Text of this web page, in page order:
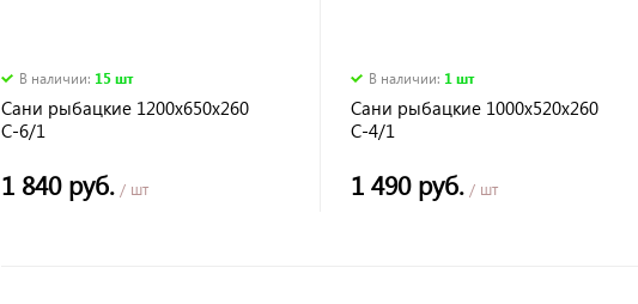
В наличии: 15 шт
Сани рыбацкие 1200х650х260
С-6/1
1 840 руб. / шт
В наличии: 1 шт
Сани рыбацкие 1000х520х260
С-4/1
1 490 руб./ шт